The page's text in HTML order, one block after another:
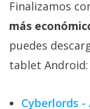
Finalizamos
más
puedes
tablet Android:
Cyberlords -